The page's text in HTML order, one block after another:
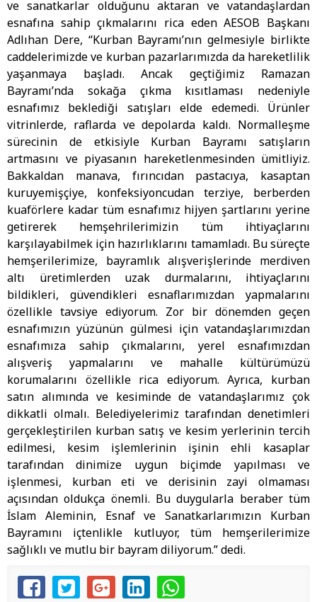
ve sanatkarlar olduğunu aktaran ve vatandaşlardan
esnafına sahip çıkmalarını rica eden AESOB Başkanı
Adlıhan Dere, “Kurban Bayramı’nın gelmesiyle birlikte
caddelerimizde ve kurban pazarlarımızda da hareketlilik
yaşanmaya başladı. Ancak geçtiğimiz Ramazan
Bayramı’nda sokağa çıkma kısıtlaması nedeniyle
esnafımız beklediği satışları elde edemedi. Ürünler
vitrinlerde, raflarda ve depolarda kaldı. Normalleşme
sürecinin de etkisiyle Kurban Bayramı satışların
artmasını ve piyasanın hareketlenmesinden ümitliyiz.
Bakkaldan manava, fırıncıdan pastacıya, kasaptan
kuruyemişçiye, konfeksiyoncudan terziye, berberden
kuaförlere kadar tüm esnafımız hijyen şartlarını yerine
getirerek hemşehrilerimizin tüm ihtiyaçlarını
karşılayabilmek için hazırlıklarını tamamladı. Bu süreçte
hemşerilerimize, bayramlık alışverişlerinde merdiven
altı üretimlerden uzak durmalarını, ihtiyaçlarını
bildikleri, güvendikleri esnaflarımızdan yapmalarını
özellikle tavsiye ediyorum. Zor bir dönemden geçen
esnafımızın yüzünün gülmesi için vatandaşlarımızdan
esnafımıza sahip çıkmalarını, yerel esnafımızdan
alışveriş yapmalarını ve mahalle kültürümüzü
korumalarını özellikle rica ediyorum. Ayrıca, kurban
satın alımında ve kesiminde de vatandaşlarımız çok
dikkatli olmalı. Belediyelerimiz tarafından denetimleri
gerçekleştirilen kurban satış ve kesim yerlerinin tercih
edilmesi, kesim işlemlerinin işinin ehli kasaplar
tarafından dinimize uygun biçimde yapılması ve
işlenmesi, kurban eti ve derisinin zayi olmaması
açısından oldukça önemli. Bu duygularla beraber tüm
İslam Aleminin, Esnaf ve Sanatkarlarımızın Kurban
Bayramını içtenlikle kutluyor, tüm hemşerilerimize
sağlıklı ve mutlu bir bayram diliyorum.” dedi.